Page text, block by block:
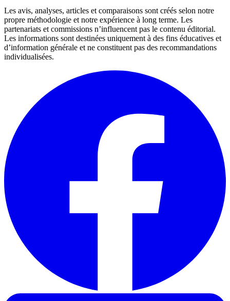
Les avis, analyses, articles et comparaisons sont créés selon notre
propre méthodologie et notre expérience à long terme. Les
partenariats et commissions n’influencent pas le contenu éditorial.
Les informations sont destinées uniquement à des fins éducatives et
d’information générale et ne constituent pas des recommandations
individualisées.